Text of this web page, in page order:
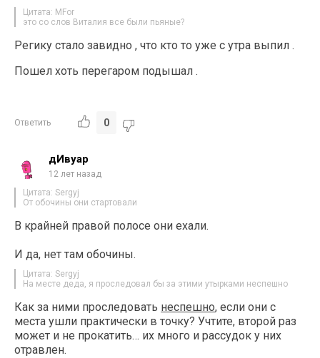
Цитата: MFor
это со слов Виталия все были пьяные?
Регику стало завидно , что кто то уже с утра выпил .
Пошел хоть перегаром подышал .
Ответить 0
дИвуар
12 лет назад
Цитата: Sergyj
От обочины они стартовали
В крайней правой полосе они ехали.
И да, нет там обочины.
Цитата: Sergyj
На месте деда, я проследовал бы за этими утырками неспешно
Как за ними проследовать неспешно, если они с
места ушли практически в точку? Учтите, второй раз
может и не прокатить… их много и рассудок у них
отравлен.